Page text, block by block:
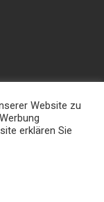
–
Website zu
erklären Sie